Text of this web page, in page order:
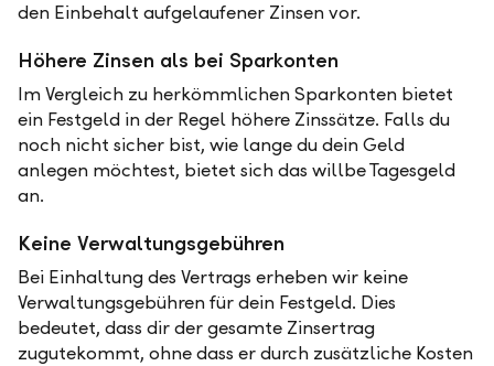
den Einbehalt aufgelaufener Zinsen vor.
Höhere Zinsen als bei Sparkonten
Im Vergleich zu herkömmlichen Sparkonten bietet
ein Festgeld in der Regel höhere Zinssätze. Falls du
noch nicht sicher bist, wie lange du dein Geld
anlegen möchtest, bietet sich das willbe Tagesgeld
an.
Keine Verwaltungsgebühren
Bei Einhaltung des Vertrags erheben wir keine
Verwaltungsgebühren für dein Festgeld. Dies
bedeutet, dass dir der gesamte Zinsertrag
zugutekommt, ohne dass er durch zusätzliche Kosten